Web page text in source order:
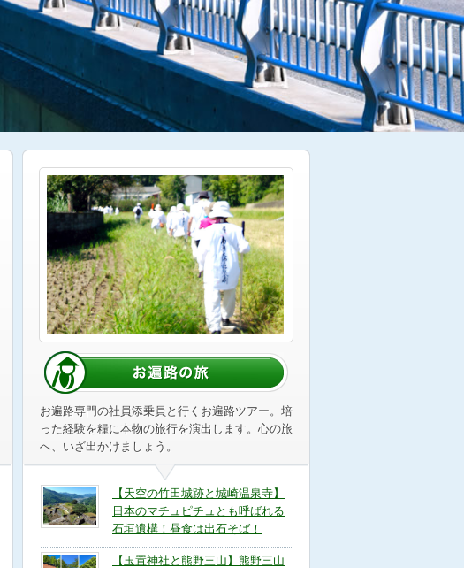
お遍路専門の社員添乗員と行くお遍路ツアー。培
った経験を糧に本物の旅行を演出します。心の旅
へ、いざ出かけましょう。
【天空の竹田城跡と城崎温泉寺】
日本のマチュピチュとも呼ばれる
石垣遺構！昼食は出石そば！
【玉置神社と熊野三山】熊野三山